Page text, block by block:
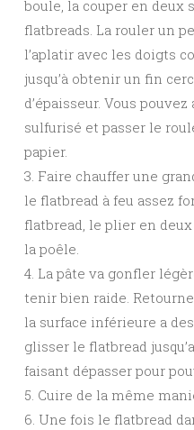
boule, la couper en deux
flatbreads. La rouler un
l’aplatir avec les doigts
jusqu’à obtenir un fin
d’épaisseur. Vous
sulfurisé et passer le
papier.
3. Faire chauffer une
le flatbread à feu assez
flatbread, le plier en
la poêle.
4. La pâte va gonfler
tenir bien raide.
la surface inférieure a
glisser le flatbread
faisant dépasser pour
5. Cuire de la même
6. Une fois le flatbread